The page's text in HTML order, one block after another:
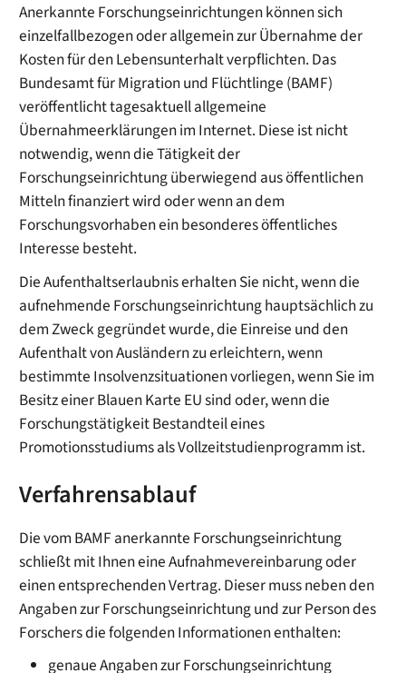
Anerkannte Forschungseinrichtungen können sich
einzelfallbezogen oder allgemein zur Übernahme der
Kosten für den Lebensunterhalt verpflichten. Das
Bundesamt für Migration und Flüchtlinge (BAMF)
veröffentlicht tagesaktuell allgemeine
Übernahmeerklärungen im Internet. Diese ist nicht
notwendig, wenn die Tätigkeit der
Forschungseinrichtung überwiegend aus öffentlichen
Mitteln finanziert wird oder wenn an dem
Forschungsvorhaben ein besonderes öffentliches
Interesse besteht.
Die Aufenthaltserlaubnis erhalten Sie nicht, wenn die
aufnehmende Forschungseinrichtung hauptsächlich zu
dem Zweck gegründet wurde, die Einreise und den
Aufenthalt von Ausländern zu erleichtern, wenn
bestimmte Insolvenzsituationen vorliegen, wenn Sie im
Besitz einer Blauen Karte EU sind oder, wenn die
Forschungstätigkeit Bestandteil eines
Promotionsstudiums als Vollzeitstudienprogramm ist.
Verfahrensablauf
Die vom BAMF anerkannte Forschungseinrichtung
schließt mit Ihnen eine Aufnahmevereinbarung oder
einen entsprechenden Vertrag. Dieser muss neben den
Angaben zur Forschungseinrichtung und zur Person des
Forschers die folgenden Informationen enthalten:
genaue Angaben zur Forschungseinrichtung